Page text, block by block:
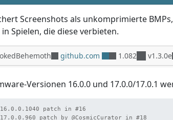
Screenshots als unkomprimierte
Spielen, die diese verbieten.
github.com 1.082 v1.3.0e
Versionen 16.0.0 und 17.0.0/17.0.1
patch in #16